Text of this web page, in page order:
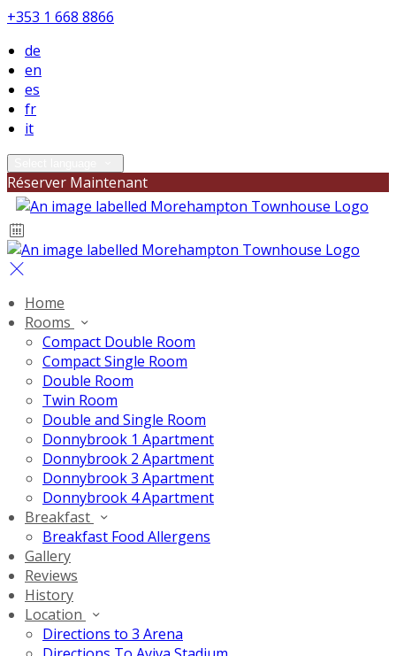
+353 1 668 8866
de
en
es
fr
it
Réserver Maintenant
Home
Rooms
Compact Double Room
Compact Single Room
Double Room
Twin Room
Double and Single Room
Donnybrook 1 Apartment
Donnybrook 2 Apartment
Donnybrook 3 Apartment
Donnybrook 4 Apartment
Breakfast
Breakfast Food Allergens
Gallery
Reviews
History
Location
Directions to 3 Arena